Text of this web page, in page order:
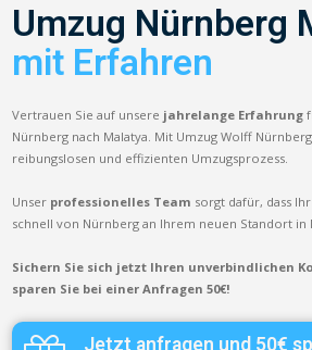
Umzug Nürnberg
mit Erfahren
Vertrauen Sie auf unsere jahrelange Erfahrung
Nürnberg nach Malatya. Mit Umzug Wolff
reibungslosen und effizienten Umzugsprozess.
Unser professionelles Team sorgt dafür, dass
schnell von Nürnberg an Ihrem neuen Standort in
Sichern Sie sich jetzt Ihren unverbindlichen
sparen Sie bei einer Anfragen 50€!
Jetzt anfragen und 50€